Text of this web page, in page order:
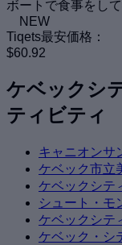
ボートで食事をし
NEW
Tiqets最安価格：
$60.92
ケベックシ
ティビティ
キャニオンサ
ケベック市立
ケベックシテ
シュート・モ
ケベックシテ
ケベック・シ